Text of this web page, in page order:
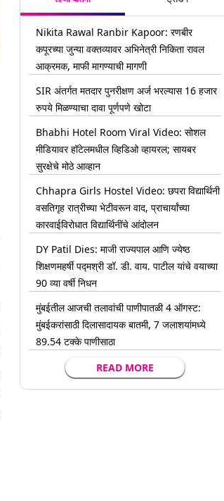
Nikita Rawal Ranbir Kapoor: रणबीर
कपूरच्या जुन्या वक्तव्यावर अभिनेत्री निकिता रावल
आक्रमक, माफी मागण्याची मागणी
SIR अंतर्गत मतदार पुनरीक्षण अर्ज भरल्यास 16 हजार
रुपये मिळण्याचा दावा पूर्णपणे खोटा
Bhabhi Hotel Room Viral Video: सोशल
मीडियावर हॉटेलमधील व्हिडिओ व्हायरल; सायबर
सुरक्षेचे मोठे आव्हान
Chhapra Girls Hostel Video: छपरा विद्यार्थिनी
वसतिगृह रात्रीच्या भेटीवरून वाद, प्राचार्यांच्या
कारवाईविरोधात विद्यार्थिनींचे आंदोलन
DY Patil Dies: माजी राज्यपाल आणि ज्येष्ठ
शिक्षणमहर्षी पद्मश्री डॉ. डी. वाय. पाटील यांचे वयाच्या
90 व्या वर्षी निधन
मुंबईतील आजची तलावांची पाणीपातळी 4 ऑगस्ट:
मुंबईकरांसाठी दिलासादायक बातमी, 7 जलाशयांमध्ये
89.54 टक्के पाणीसाठा
READ MORE